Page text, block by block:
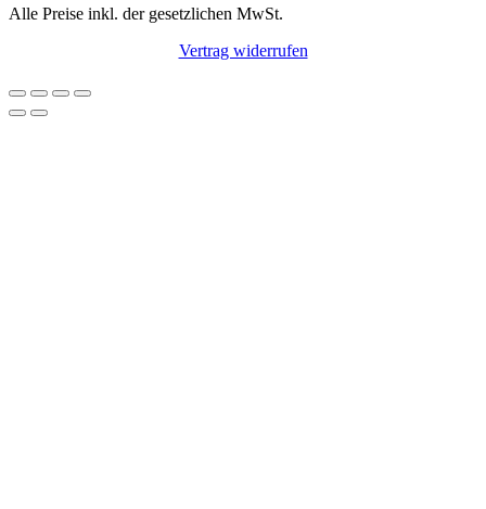
Alle Preise inkl. der gesetzlichen MwSt.
Vertrag widerrufen